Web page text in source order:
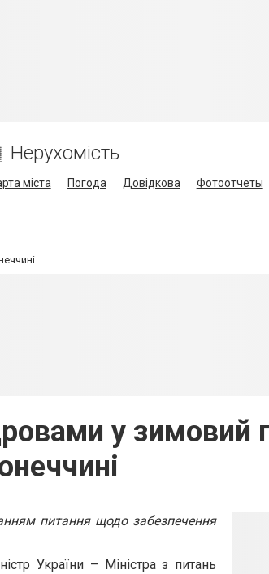
Нерухомість
міста Погода Довідкова
Фотоотчеты
у зимовий
питання щодо забезпечення
України – Міністра з питань